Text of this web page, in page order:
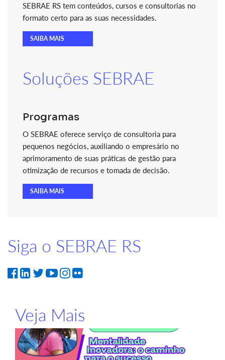
SEBRAE RS tem conteúdos, cursos e consultorias no
formato certo para as suas necessidades.
SAIBA MAIS
Soluções SEBRAE
Programas
O SEBRAE oferece serviço de consultoria para
pequenos negócios, auxiliando o empresário no
aprimoramento de suas práticas de gestão para
otimização de recursos e tomada de decisão.
SAIBA MAIS
Siga o SEBRAE RS
Veja Mais